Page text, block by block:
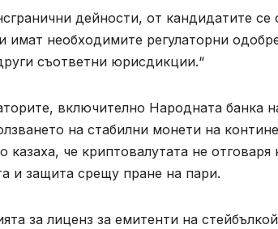
дейности, от кандидатите се
имат необходимите регулаторни
съответни юрисдикции.“
включително Народната банка
на стабилни монети на
че криптовалутата не
и защита срещу пране на пари.
за лиценз за емитенти на